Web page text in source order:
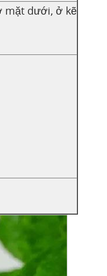
mặt dưới, ở kẽ